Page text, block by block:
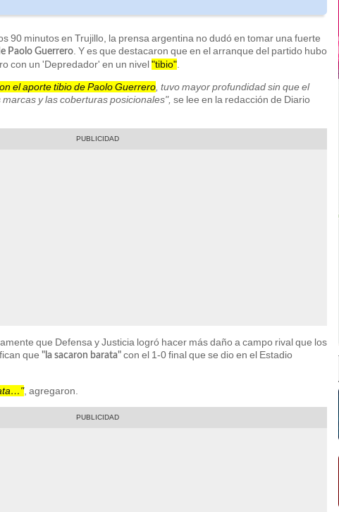
90 minutos en Trujillo, la prensa argentina no dudó en tomar una fuerte
Paolo Guerrero . Y es que destacaron que en el arranque del partido hubo
con un 'Depredador' en un nivel"tibio"
el aporte tibio de Paolo Guerrero , tuvo mayor profundidad sin que el
y las coberturas posicionales", se lee en la redacción de Diario
que Defensa y Justicia logró hacer más daño a campo rival que los
que "la sacaron barata" con el 1-0 final que se dio en el Estadio
, agregaron.